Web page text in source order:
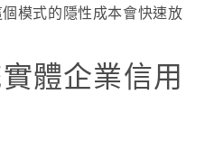
模式的隱性成本會快速放
體企業信用